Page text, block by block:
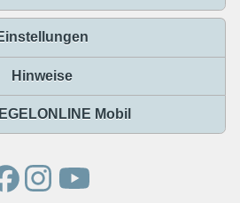
Hinweise
Mobil